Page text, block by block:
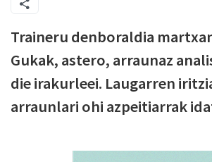
Traineru denboraldia
Gukak, astero, arraunaz
die irakurleei. Laugarren
arraunlari ohi azpeitiarrak